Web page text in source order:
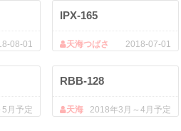
08-01
IPX-165
2018-07-01
天海つばさ
月予定
RBB-128
2018年3月～4月予定
天海